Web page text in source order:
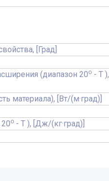
[Град]
(диапазон 20o - T ),
материала), [Вт/(м·град)]
o - T ), [Дж/(кг·град)]